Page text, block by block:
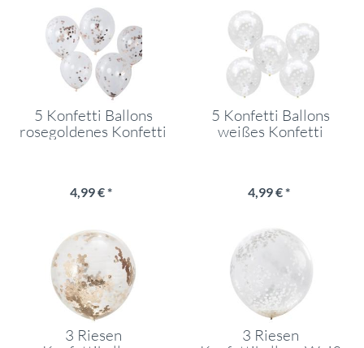
5 Konfetti Ballons
rosegoldenes Konfetti
4,99 € *
5 Konfetti Ballons
weißes Konfetti
4,99 € *
3 Riesen
3 Riesen